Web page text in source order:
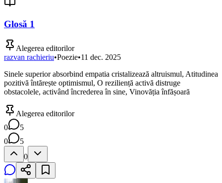
Glosă 1
Alegerea editorilor
razvan rachieriu•Poezie•11 dec. 2025
Sinele superior absorbind empatia cristalizează altruismul, Atitudinea
pozitivă întăreṣte optimismul, O rezilienṭă activă distruge
obstacolele, activând încrederea în sine, Vinovăṭia înfăṣoară
Alegerea editorilor
0
5
0
5
0